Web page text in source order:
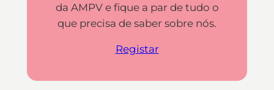
da AMPV e fique a par de tudo o
que precisa de saber sobre nós.
Registar